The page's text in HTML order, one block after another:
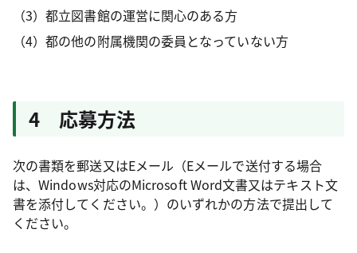
（3）都立図書館の運営に関心のある方
（4）都の他の附属機関の委員となっていない方
4 応募方法
次の書類を郵送又はEメール（Eメールで送付する場合
は、Windows対応のMicrosoft Word文書又はテキスト文
書を添付してください。）のいずれかの方法で提出して
ください。